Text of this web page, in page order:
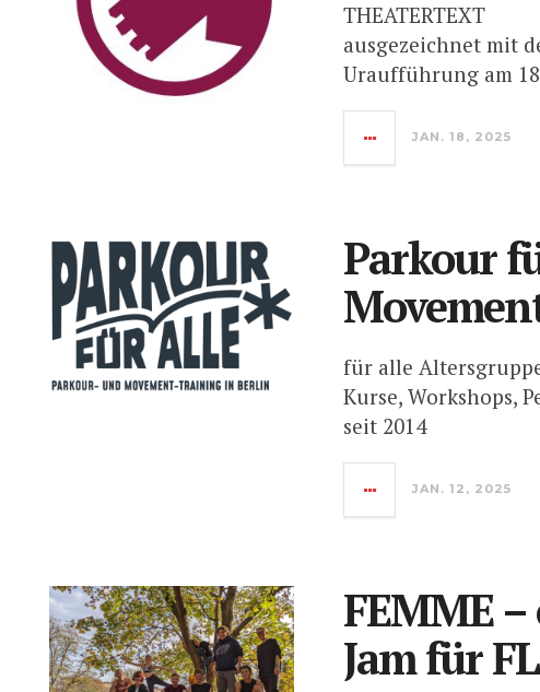
THEATERTEXT
ausgezeichnet mit
Uraufführung am
JAN. 18, 2025
Parkour
für alle
Kurse, Workshops,
seit 2014
JAN. 12, 2025
FEMME
Jam für